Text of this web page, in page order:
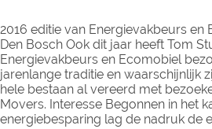
2016 editie van Energievakbeurs en
Den Bosch Ook dit jaar heeft Tom
Energievakbeurs en Ecomobiel
jarenlange traditie en waarschijnlijk
hele bestaan al vereerd met
Movers. Interesse Begonnen in het
energiebesparing lag de nadruk de